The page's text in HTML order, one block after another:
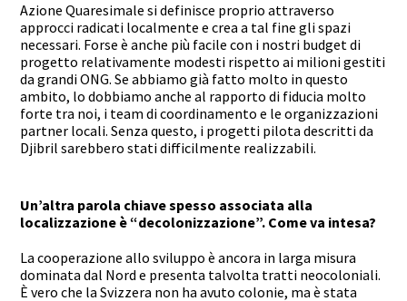
Azione Quaresimale si definisce proprio attraverso
approcci radicati localmente e crea a tal fine gli spazi
necessari. Forse è anche più facile con i nostri budget di
progetto relativamente modesti rispetto ai milioni gestiti
da grandi ONG. Se abbiamo già fatto molto in questo
ambito, lo dobbiamo anche al rapporto di fiducia molto
forte tra noi, i team di coordinamento e le organizzazioni
partner locali. Senza questo, i progetti pilota descritti da
Djibril sarebbero stati difficilmente realizzabili.
Un’altra parola chiave spesso associata alla
localizzazione è “decolonizzazione”. Come va intesa?
La cooperazione allo sviluppo è ancora in larga misura
dominata dal Nord e presenta talvolta tratti neocoloniali.
È vero che la Svizzera non ha avuto colonie, ma è stata